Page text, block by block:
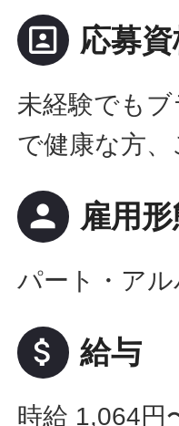
portrait 応募
未経験でも
で健康な方
person 雇用
パート・アル
attach_money 給与
時給 1,064円